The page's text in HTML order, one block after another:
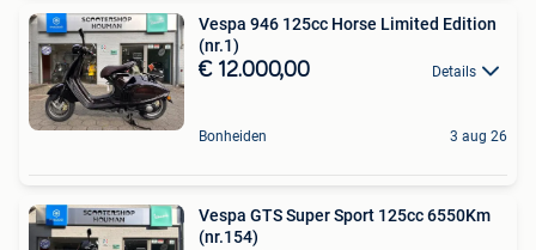
Vespa 946 125cc Horse Limited Edition
(nr.1)
€ 12.000,00 Details
Bonheiden 3 aug 26
Vespa GTS Super Sport 125cc 6550Km
(nr.154)